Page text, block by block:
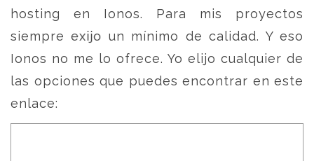
hosting en Ionos. Para mis proyectos
siempre exijo un mínimo de calidad. Y eso
Ionos no me lo ofrece. Yo elijo cualquier de
las opciones que puedes encontrar en este
enlace: